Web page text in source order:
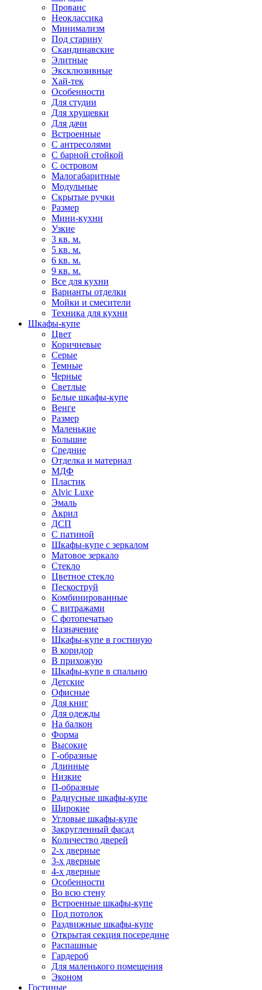
Прованс
Неоклассика
Минимализм
Под старину
Скандинавские
Элитные
Эксклюзивные
Хай-тек
Особенности
Для студии
Для хрущевки
Для дачи
Встроенные
С антресолями
С барной стойкой
С островом
Малогабаритные
Модульные
Скрытые ручки
Размер
Мини-кухни
Узкие
3 кв. м.
5 кв. м.
6 кв. м.
9 кв. м.
Все для кухни
Варианты отделки
Мойки и смесители
Техника для кухни
Шкафы-купе
Цвет
Коричневые
Серые
Темные
Черные
Светлые
Белые шкафы-купе
Венге
Размер
Маленькие
Большие
Средние
Отделка и материал
МДФ
Пластик
Alvic Luxe
Эмаль
Акрил
ДСП
С патиной
Шкафы-купе с зеркалом
Матовое зеркало
Стекло
Цветное стекло
Пескоструй
Комбинированные
С витражами
С фотопечатью
Назначение
Шкафы-купе в гостиную
В коридор
В прихожую
Шкафы-купе в спальню
Детские
Офисные
Для книг
Для одежды
На балкон
Форма
Высокие
Г-образные
Длинные
Низкие
П-образные
Радиусные шкафы-купе
Широкие
Угловые шкафы-купе
Закругленный фасад
Количество дверей
2-х дверные
3-х дверные
4-х дверные
Особенности
Во всю стену
Встроенные шкафы-купе
Под потолок
Раздвижные шкафы-купе
Открытая секция посередине
Распашные
Гардероб
Для маленького помещения
Эконом
Гостиные